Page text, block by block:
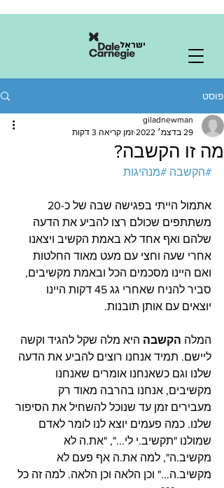
ישראל
פוסט
מה זו הקשבה?
giladnewman
29 בדצמ׳ 2022
זמן קריאה 3 דקות
#הקשבה #מנהיגות
משתתפים שכולם רצו להביע את הדעה
שלהם ואף אחד לא באמת הקשיב ויצאנו
אחרי שעה וחצי עם מעט מאוד החלטות
ואם היינו מסכמים הכל ובאמת מקשיבים,
סביר להניח שאחרי גג 45 דקות היינו
יוצאים עם אותן תובנות.
המלה הקשבה היא מלה שקל להגיד וקשה
ליישם. תמיד אנחנו רוצים להביע את הדעה
שלנו וגם כשאנחנו אומרים שאנחנו
מקשיבים, אנחנו בהרבה מאוד רק
מעבירים זמן עד שנוכל להשחיל את הסיפור
שלנו. כמה פעמים יוצא לנו לומר לאדם
שמולנו "תקשיב.י לי...", "את.ה לא
מקשיב.ה", למה את.ה אף פעם לא
מקשיב.ה..." וכן הלאה וכן הלאה. למה זה כל